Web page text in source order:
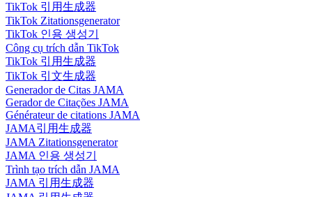
TikTok 引用生成器
TikTok Zitationsgenerator
TikTok 인용 생성기
Công cụ trích dẫn TikTok
TikTok 引用生成器
TikTok 引文生成器
Generador de Citas JAMA
Gerador de Citações JAMA
Générateur de citations JAMA
JAMA引用生成器
JAMA Zitationsgenerator
JAMA 인용 생성기
Trình tạo trích dẫn JAMA
JAMA 引用生成器